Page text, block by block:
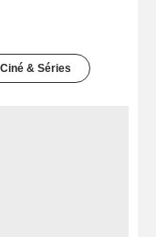
& Séries